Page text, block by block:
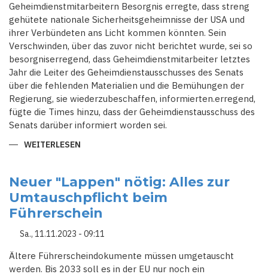
Geheimdienstmitarbeitern Besorgnis erregte, dass streng
gehütete nationale Sicherheitsgeheimnisse der USA und
ihrer Verbündeten ans Licht kommen könnten. Sein
Verschwinden, über das zuvor nicht berichtet wurde, sei so
besorgniserregend, dass Geheimdienstmitarbeiter letztes
Jahr die Leiter des Geheimdienstausschusses des Senats
über die fehlenden Materialien und die Bemühungen der
Regierung, sie wiederzubeschaffen, informierten.erregend,
fügte die Times hinzu, dass der Geheimdienstausschuss des
Senats darüber informiert worden sei.
WEITERLESEN
FEHLENDEN
ORDNERS:
WIE
UNTER
TRUMP
RUSSISCHE
GEHEIMDIENSTINFORMATIONEN
VERSCHWANDEN
Neuer "Lappen" nötig: Alles zur
Umtauschpflicht beim
Führerschein
Sa., 11.11.2023 - 09:11
Ältere Führerscheindokumente müssen umgetauscht
werden. Bis 2033 soll es in der EU nur noch ein